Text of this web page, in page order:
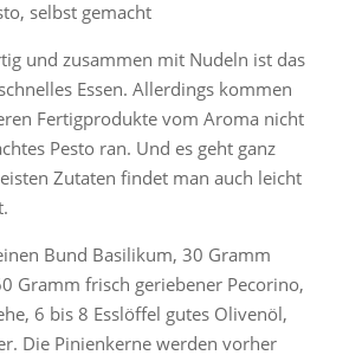
und zusammen mit Nudeln ist das
Essen. Allerdings kommen
Fertigprodukte vom Aroma nicht
Pesto ran. Und es geht ganz
Zutaten findet man auch leicht
Bund Basilikum, 30 Gramm
Gramm frisch geriebener Pecorino,
6 bis 8 Esslöffel gutes Olivenöl,
Die Pinienkerne werden vorher